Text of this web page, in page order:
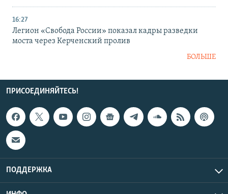
16:27
Легион «Свобода России» показал кадры разведки
моста через Керченский пролив
БОЛЬШЕ
ПРИСОЕДИНЯЙТЕСЬ!
ПОДДЕРЖКА